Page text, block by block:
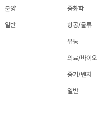
분양
일반
중화학
항공/물류
유통
의료/바이오
중기/벤처
일반